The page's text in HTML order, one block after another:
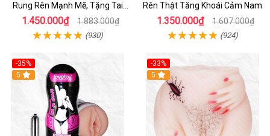
Rung Rên Mạnh Mẽ, Tặng Tai
Nghe
1.450.000₫ 1.883.000₫
(930)
Rên Thật Tăng Khoái Cảm Nam
1.350.000₫ 1.607.000₫
(924)
-35%
5
-33%
5